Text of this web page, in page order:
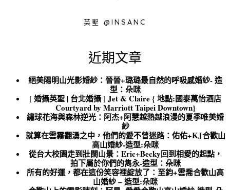
英聖 @INSANC
近期文章
絕美陽明山光影婚紗：晉晉+璐璐最自然的呼吸感婚紗- 造
型：朵咪
[ 婚攝英聖 | 台北婚攝 ] Jet & Claire { 地點:國泰萬怡酒店
Courtyard by Marriott Taipei Downtown}
繡球花海與森林逆光：阿杰+阿慧越熱越浪漫的夏季唯美婚
紗
就算在雲霧翻湧之中，他們的愛不曾迷路：佑佑+KJ合歡山
高山婚紗-造型:朵咪
從台大校園走到壯闊山景：Eric+Becky回到相愛的起點，
拍下屬於你們的雋永-造型：朵咪
所有的好運，都在這份笑容裡綻放了：至鈞+雲喬合歡山高
山婚紗 – 造型:朵咪